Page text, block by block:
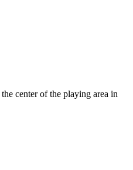
center of the playing area in